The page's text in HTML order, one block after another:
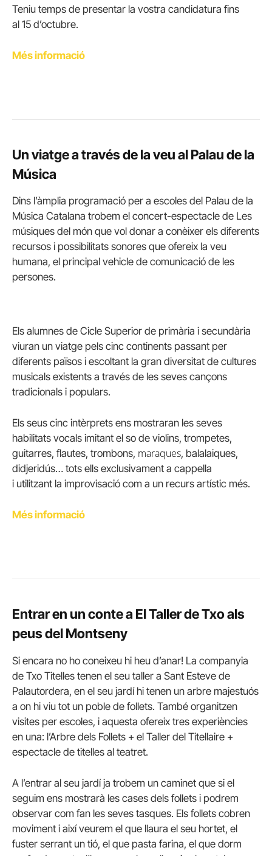
Teniu temps de presentar la vostra candidatura fins
al 15 d’octubre.
Més informació
Un viatge a través de la veu al Palau de la
Música
Dins l’àmplia programació per a escoles del Palau de la
Música Catalana trobem el concert-espectacle de Les
músiques del món que vol donar a conèixer els diferents
recursos i possibilitats sonores que ofereix la veu
humana, el principal vehicle de comunicació de les
persones.
Els alumnes de Cicle Superior de primària i secundària
viuran un viatge pels cinc continents passant per
diferents països i escoltant la gran diversitat de cultures
musicals existents a través de les seves cançons
tradicionals i populars.
Els seus cinc intèrprets ens mostraran les seves
habilitats vocals imitant el so de violins, trompetes,
guitarres, flautes, trombons, maraques, balalaiques,
didjeridús… tots ells exclusivament a cappella
i utilitzant la improvisació com a un recurs artístic més.
Més informació
Entrar en un conte a El Taller deTxoals
peus del Montseny
Si encara no ho coneixeu hi heu d’anar! La companyia
de Txo Titelles tenen el seu taller a Sant Esteve de
Palautordera, en el seu jardí hi tenen un arbre majestuós
a on hi viu tot un poble de follets. També organitzen
visites per escoles, i aquesta ofereix tres experiències
en una: l’Arbre dels Follets + el Taller del Titellaire +
espectacle de titelles al teatret.
A l’entrar al seu jardí ja trobem un caminet que si el
seguim ens mostrarà les cases dels follets i podrem
observar com fan les seves tasques. Els follets cobren
moviment i així veurem el que llaura el seu hortet, el
fuster serrant un tió, el que pasta farina, el que dorm